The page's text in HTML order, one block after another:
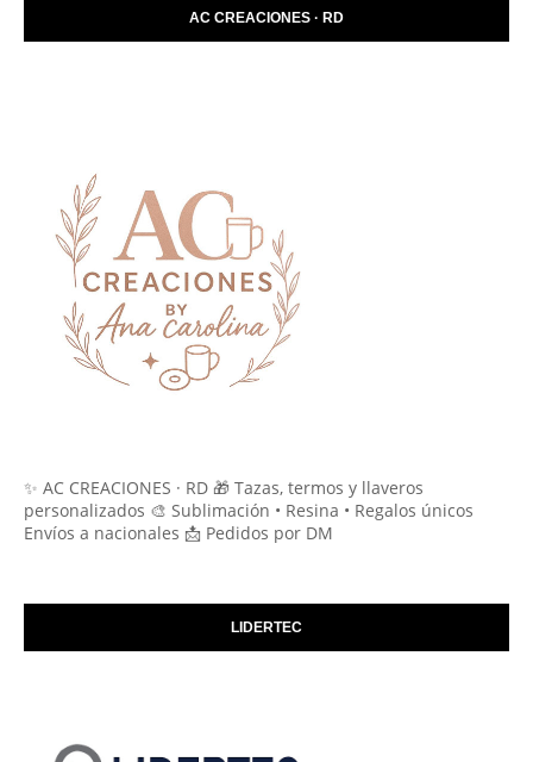
AC CREACIONES · RD
✨ AC CREACIONES · RD 🎁 Tazas, termos y llaveros
personalizados 🎨 Sublimación • Resina • Regalos únicos
Envíos a nacionales 📩 Pedidos por DM
LIDERTEC